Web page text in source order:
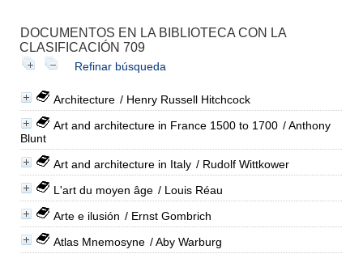
DOCUMENTOS EN LA BIBLIOTECA CON LA
CLASIFICACIÓN 709
Refinar búsqueda
Architecture / Henry Russell Hitchcock
Art and architecture in France 1500 to 1700 / Anthony
Blunt
Art and architecture in Italy / Rudolf Wittkower
L'art du moyen âge / Louis Réau
Arte e ilusión / Ernst Gombrich
Atlas Mnemosyne / Aby Warburg